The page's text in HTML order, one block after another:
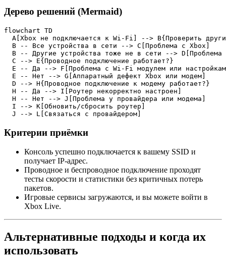
Дерево решений (Mermaid)
flowchart TD
A[Xbox не подключается к Wi‑Fi] --> B{Проверить
  B -- Все устройства в сети --> C[Проблема с Xbox]
B -- Другие устройства тоже не в сети --> D[Проблема
  C --> E{Проводное подключение работает?}
E -- Да --> F[Проблема с Wi‑Fi модулем или
  E -- Нет --> G[Аппаратный дефект Xbox или модем]
  D --> H{Проводное подключение к модему работает?}
  H -- Да --> I[Роутер некорректно настроен]
  H -- Нет --> J[Проблема у провайдера или модема]
  I --> K[Обновить/сбросить роутер]
  J --> L[Связаться с провайдером]
Критерии приёмки
Консоль успешно подключается к вашему SSID и
получает IP‑адрес.
Проводное и беспроводное подключение проходят
тесты скорости и статистики без критичных потерь
пакетов.
Игровые сервисы загружаются, и вы можете войти в
Xbox Live.
Альтернативные подходы и когда их
использовать